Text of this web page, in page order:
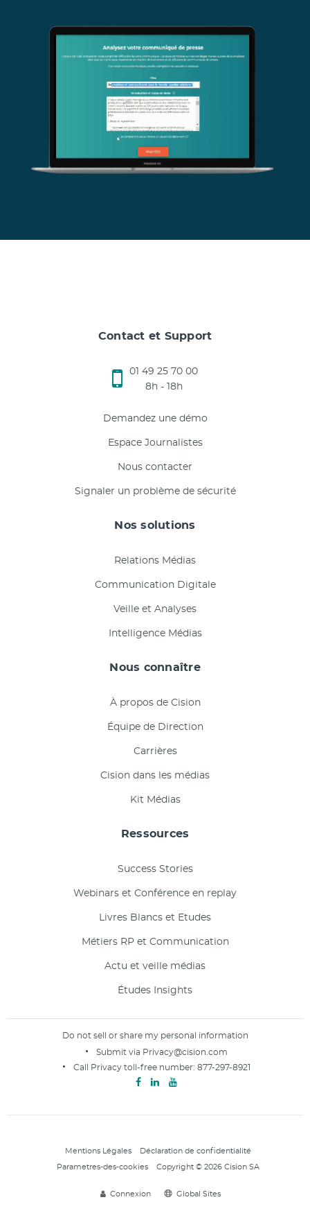
Contact et Support
01 49 25 70 00
8h - 18h
Demandez une démo
Espace Journalistes
Nous contacter
Signaler un problème de sécurité
Nos solutions
Relations Médias
Communication Digitale
Veille et Analyses
Intelligence Médias
Nous connaître
À propos de Cision
Équipe de Direction
Carrières
Cision dans les médias
Kit Médias
Ressources
Success Stories
Webinars et Conférence en replay
Livres Blancs et Etudes
Métiers RP et Communication
Actu et veille médias
Études Insights
Do not sell or share my personal information
Submit via Privacy@cision.com
Call Privacy toll-free number: 877-297-8921
Mentions Légales Déclaration de confidentialité
Parametres-des-cookies Copyright © 2026 Cision SA
Connexion Global Sites